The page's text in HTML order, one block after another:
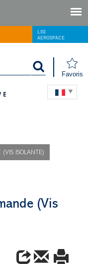
LISI
AEROSPACE
Favoris
(VIS ISOLANTE)
(Vis